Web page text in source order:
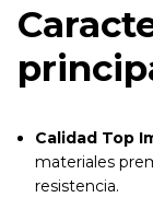
Calidad Top
materiales
resistencia.